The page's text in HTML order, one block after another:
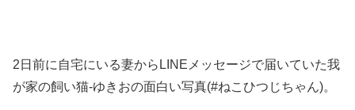
2日前に自宅にいる妻からLINEメッセージで届いていた我
が家の飼い猫-ゆきおの面白い写真(#ねこひつじちゃん)。